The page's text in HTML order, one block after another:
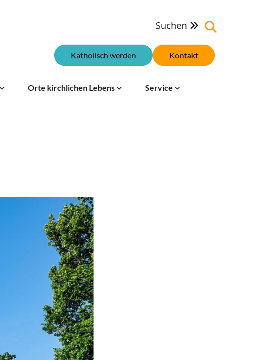
Suchen 
Kontakt
Katholisch werden
Orte kirchlichen Lebens Service